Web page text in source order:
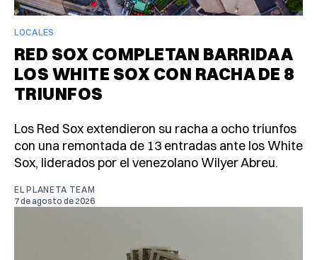
LOCALES
RED SOX COMPLETAN BARRIDA A
LOS WHITE SOX CON RACHA DE 8
TRIUNFOS
Los Red Sox extendieron su racha a ocho triunfos
con una remontada de 13 entradas ante los White
Sox, liderados por el venezolano Wilyer Abreu.
EL PLANETA TEAM
7 de agosto de 2026